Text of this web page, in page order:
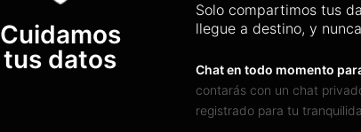
Cuidamos
tus datos
Solo compartimos tus
llegue a destino, y
Chat en todo momento
contarás con un chat
registrado para tu